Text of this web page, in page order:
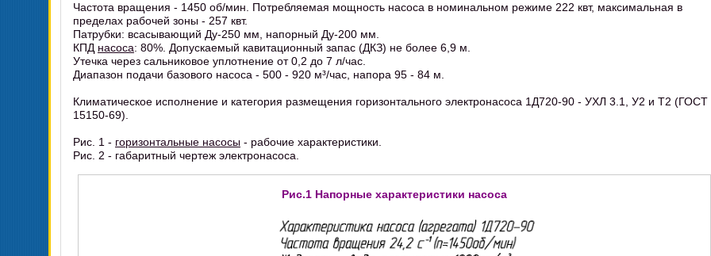
Частота вращения - 1450 об/мин. Потребляемая мощность насоса в номинальном режиме 222 квт, максимальная в
пределах рабочей зоны - 257 квт.
Патрубки: всасывающий Ду-250 мм, напорный Ду-200 мм.
КПД насоса: 80%. Допускаемый кавитационный запас (ДКЗ) не более 6,9 м.
Утечка через сальниковое уплотнение от 0,2 до 7 л/час.
Диапазон подачи базового насоса - 500 - 920 м³/час, напора 95 - 84 м.
Климатическое исполнение и категория размещения горизонтального электронасоса 1Д720-90 - УХЛ 3.1, У2 и Т2 (ГОСТ
15150-69).
Рис. 1 - горизонтальные насосы - рабочие характеристики.
Рис. 2 - габаритный чертеж электронасоса.
Рис.1 Напорные характеристики насоса